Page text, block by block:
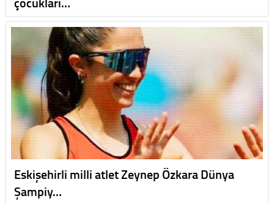
Eskişehirli milli atlet Zeynep Özkara Dünya
Şampiy…